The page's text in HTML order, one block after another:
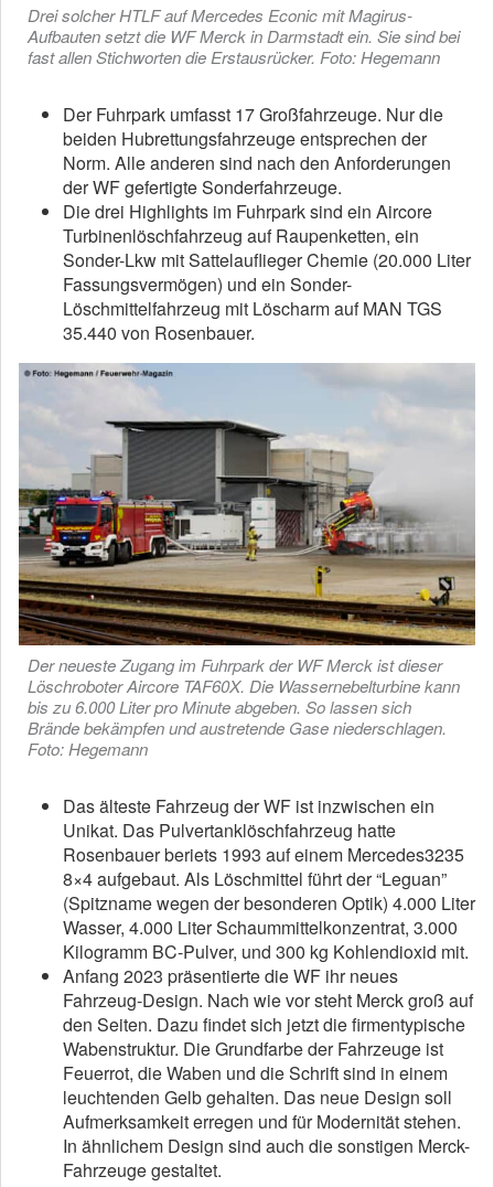
Drei solcher HTLF auf Mercedes Econic mit Magirus-
Aufbauten setzt die WF Merck in Darmstadt ein. Sie sind bei
fast allen Stichworten die Erstausrücker. Foto: Hegemann
Der Fuhrpark umfasst 17 Großfahrzeuge. Nur die
beiden Hubrettungsfahrzeuge entsprechen der
Norm. Alle anderen sind nach den Anforderungen
der WF gefertigte Sonderfahrzeuge.
Die drei Highlights im Fuhrpark sind ein Aircore
Turbinenlöschfahrzeug auf Raupenketten, ein
Sonder-Lkw mit Sattelauflieger Chemie (20.000 Liter
Fassungsvermögen) und ein Sonder-
Löschmittelfahrzeug mit Löscharm auf MAN TGS
35.440 von Rosenbauer.
Der neueste Zugang im Fuhrpark der WF Merck ist dieser
Löschroboter Aircore TAF60X. Die Wassernebelturbine kann
bis zu 6.000 Liter pro Minute abgeben. So lassen sich
Brände bekämpfen und austretende Gase niederschlagen.
Foto: Hegemann
Das älteste Fahrzeug der WF ist inzwischen ein
Unikat. Das Pulvertanklöschfahrzeug hatte
Rosenbauer beriets 1993 auf einem Mercedes3235
8×4 aufgebaut. Als Löschmittel führt der “Leguan”
(Spitzname wegen der besonderen Optik) 4.000 Liter
Wasser, 4.000 Liter Schaummittelkonzentrat, 3.000
Kilogramm BC-Pulver, und 300 kg Kohlendioxid mit.
Anfang 2023 präsentierte die WF ihr neues
Fahrzeug-Design. Nach wie vor steht Merck groß auf
den Seiten. Dazu findet sich jetzt die firmentypische
Wabenstruktur. Die Grundfarbe der Fahrzeuge ist
Feuerrot, die Waben und die Schrift sind in einem
leuchtenden Gelb gehalten. Das neue Design soll
Aufmerksamkeit erregen und für Modernität stehen.
In ähnlichem Design sind auch die sonstigen Merck-
Fahrzeuge gestaltet.